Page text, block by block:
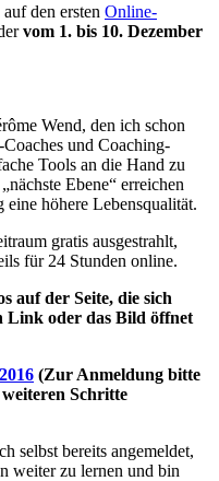
den ersten Online-
vom 1. bis 10. Dezember
Wend, den ich schon
und Coaching-
Tools an die Hand zu
Ebene“ erreichen
höhere Lebensqualität.
gratis ausgestrahlt,
für 24 Stunden online.
auf der Seite, die sich
Link oder das Bild öffnet
(Zur Anmeldung bitte
Schritte
selbst bereits angemeldet,
weiter zu lernen und bin